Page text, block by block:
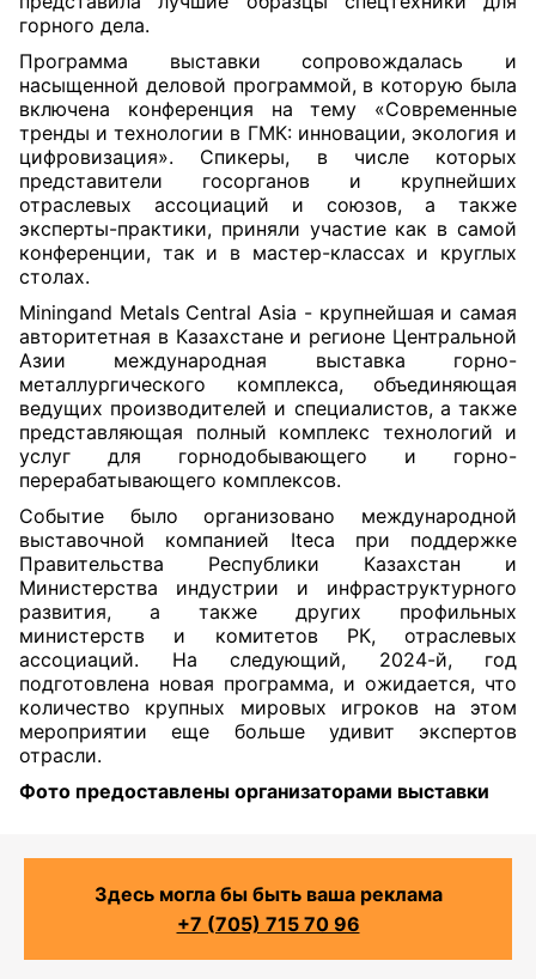
горного дела.
Программа выставки сопровождалась и
насыщенной деловой программой, в которую была
включена конференция на тему «Современные
тренды и технологии в ГМК: инновации, экология и
цифровизация». Спикеры, в числе которых
представители госорганов и крупнейших
отраслевых ассоциаций и союзов, а также
эксперты-практики, приняли участие как в самой
конференции, так и в мастер-классах и круглых
столах.
Miningand Metals Central Asia - крупнейшая и самая
авторитетная в Казахстане и регионе Центральной
Азии международная выставка горно-
металлургического комплекса, объединяющая
ведущих производителей и специалистов, а также
представляющая полный комплекс технологий и
услуг для горнодобывающего и горно-
перерабатывающего комплексов.
Событие было организовано международной
выставочной компанией Iteca при поддержке
Правительства Республики Казахстан и
Министерства индустрии и инфраструктурного
развития, а также других профильных
министерств и комитетов РК, отраслевых
ассоциаций. На следующий, 2024-й, год
подготовлена новая программа, и ожидается, что
количество крупных мировых игроков на этом
мероприятии еще больше удивит экспертов
отрасли.
Фото предоставлены организаторами выставки
Здесь могла бы быть ваша реклама
+7 (705) 715 70 96